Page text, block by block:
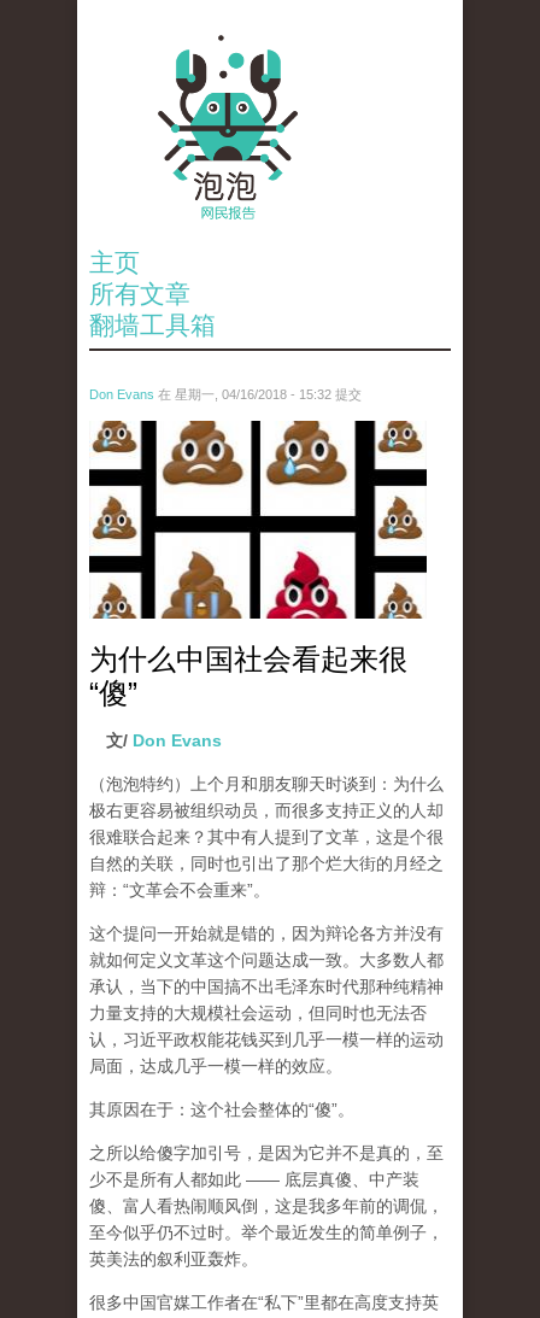
主页
所有文章
翻墙工具箱
Don Evans 在 星期一, 04/16/2018 - 15:32 提交
wechatimg1053.jpeg
为什么中国社会看起来很
“傻”
文/ Don Evans
（泡泡特约）
上个月和朋友聊天时谈到：为什么
极右更容易被组织动员，而很多支持正义的人却
很难联合起来？其中有人提到了文革，这是个很
自然的关联，同时也引出了那个烂大街的月经之
辩：“文革会不会重来”。
这个提问一开始就是错的，因为辩论各方并没有
就如何定义文革这个问题达成一致。大多数人都
承认，当下的中国搞不出毛泽东时代那种纯精神
力量支持的大规模社会运动，但同时也无法否
认，习近平政权能花钱买到几乎一模一样的运动
局面，达成几乎一模一样的效应。
其原因在于：这个社会整体的“傻”。
之所以给傻字加引号，是因为它并不是真的，至
少不是所有人都如此 —— 底层真傻、中产装
傻、富人看热闹顺风倒，这是我多年前的调侃，
至今似乎仍不过时。举个最近发生的简单例子，
英美法的叙利亚轰炸。
很多中国官媒工作者在“私下”里都在高度支持英